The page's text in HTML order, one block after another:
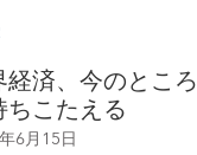
済、今のとこ
ちこたえる
6月15日